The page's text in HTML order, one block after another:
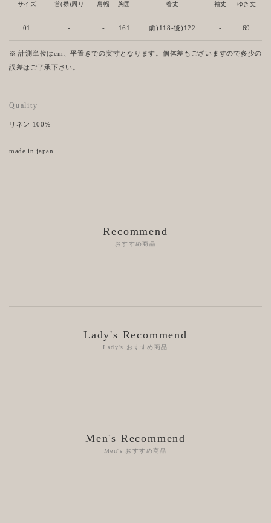
サイズ 首(襟)周り 肩幅 胸囲 着丈 袖丈 ゆき丈
01 - - 161 前)118-後)122 - 69
※ 計測単位はcm、平置きでの実寸となります。個体差もございますので多少の
誤差はご了承下さい。
Quality
リネン 100%
made in japan
Recommend
おすすめ商品
Lady's Recommend
Lady's おすすめ商品
Men's Recommend
Men's おすすめ商品